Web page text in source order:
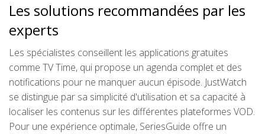
Les solutions recommandées par les
experts
Les spécialistes conseillent les applications gratuites
comme TV Time, qui propose un agenda complet et des
notifications pour ne manquer aucun épisode. JustWatch
se distingue par sa simplicité d'utilisation et sa capacité à
localiser les contenus sur les différentes plateformes VOD.
Pour une expérience optimale, SeriesGuide offre un